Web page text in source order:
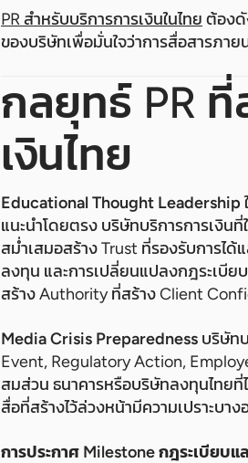
PR สำหรับบริการการเงินในไทย ต้องดั
ของบริษัทเพื่อมั่นใจว่าการสื่อสารภา
กลยุทธ์ PR ที่
เงินไทย
Educational Thought Leadership
แนะนำโดยตรง บริษัทบริการการเงิน
สม่ำเสมอสร้าง Trust ที่รองรับการไ
ลงทุน และการเปลี่ยนแปลงกฎระเบีย
สร้าง Authority ที่สร้าง Client
Media Crisis Preparedness บริษัท
Event, Regulatory Action,
สมส่วน ธนาคารหรือบริษัทลงทุนไทย
สื่อที่สร้างไว้ล่วงหน้ามีความเปราะบ
การประกาศ Milestone กฎระเบียบแ